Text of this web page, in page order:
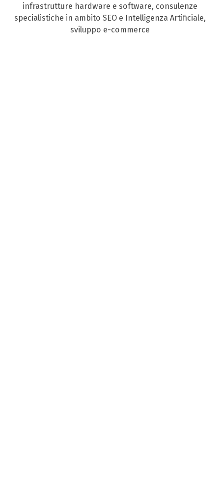
infrastrutture hardware e software, consulenze
specialistiche in ambito SEO e Intelligenza Artificiale,
sviluppo e-commerce